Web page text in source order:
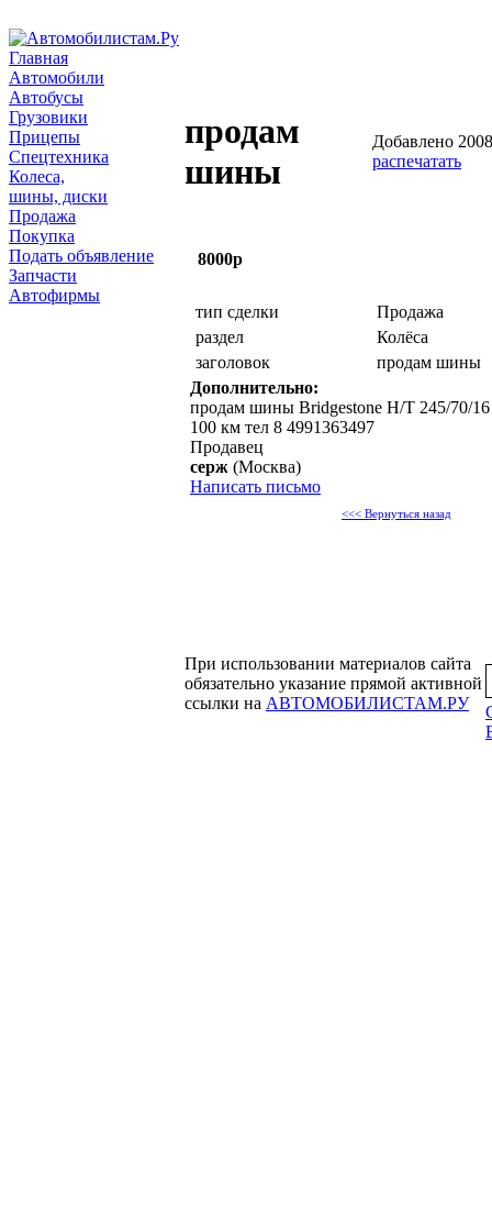
Главная
Автомобили
Автобусы
Грузовики
Прицепы
Спецтехника
Колеса,
шины, диски
Продажа
Покупка
Подать объявление
Запчасти
Автофирмы
продам
шины
Добавлено
распечатать
8000р
тип сделки
Продажа
раздел
Колёса
заголовок
продам шины
Дополнительно:
продам шины Bridgestone H/T 245/70/
100 км тел 8 4991363497
Продавец
серж (Москва)
Написать письмо
<<< Вернуться назад
При использовании материалов сайта
обязательно указание прямой активной
ссылки на АВТОМОБИЛИСТАМ.РУ